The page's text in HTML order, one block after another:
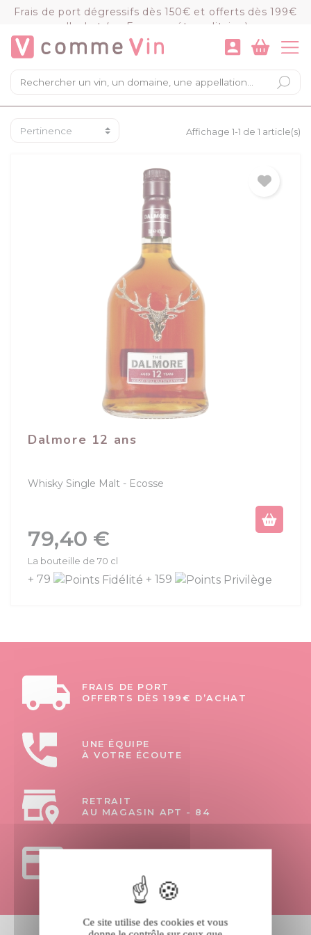
Frais de port dégressifs dès 150€ et offerts dès 199€
d'achat (en France métropolitaine)
×
Mon panier
Chargement du panier...
VOIR LE PANIER COMMANDER
Affichage 1-1 de 1 article(s)
Dalmore 12 ans
Whisky Single Malt Ecosse
Prix
79,40 €
La bouteille de 70 cl
+ 79 + 159
FRAIS DE PORT
OFFERTS DÈS 199€ D’ACHAT
UNE ÉQUIPE
À VOTRE ÉCOUTE
RETRAIT
AU MAGASIN APT - 84
Panneau de gestion des cookies
Ce site utilise des cookies et vous